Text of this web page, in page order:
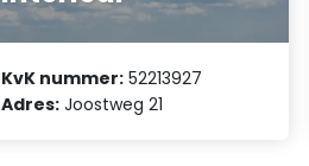
KvK nummer: 52213927
Adres: Joostweg 21